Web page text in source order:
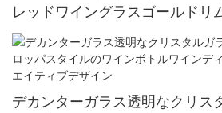
レッドワイングラスゴールドリ
デカンターガラス透明なクリス